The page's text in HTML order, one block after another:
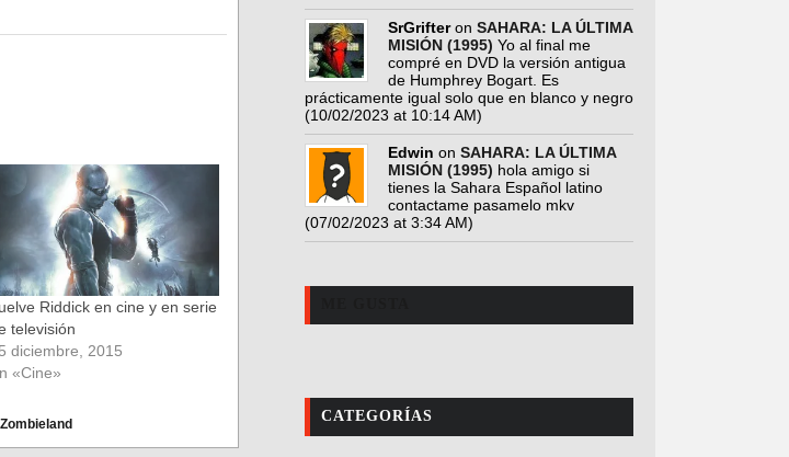
Riddick en cine y en serie
televisión
diciembre, 2015
«Cine»
Zombieland
SrGrifteron SAHARA: LA ÚLTIMA
MISIÓN (1995) Yo al final me
compré en DVD la versión antigua
de Humphrey Bogart. Es
prácticamente igual solo que en blanco y negro
(10/02/2023 at 10:14 AM)
Edwin on SAHARA: LA ÚLTIMA
MISIÓN (1995) hola amigo si
tienes la Sahara Español latino
contactame pasamelo mkv
(07/02/2023 at 3:34 AM)
CATEGORÍAS